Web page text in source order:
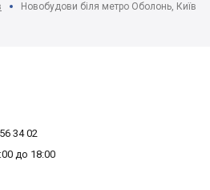
Новобудови біля метро Оболонь, Київ
34 02
до 18:00